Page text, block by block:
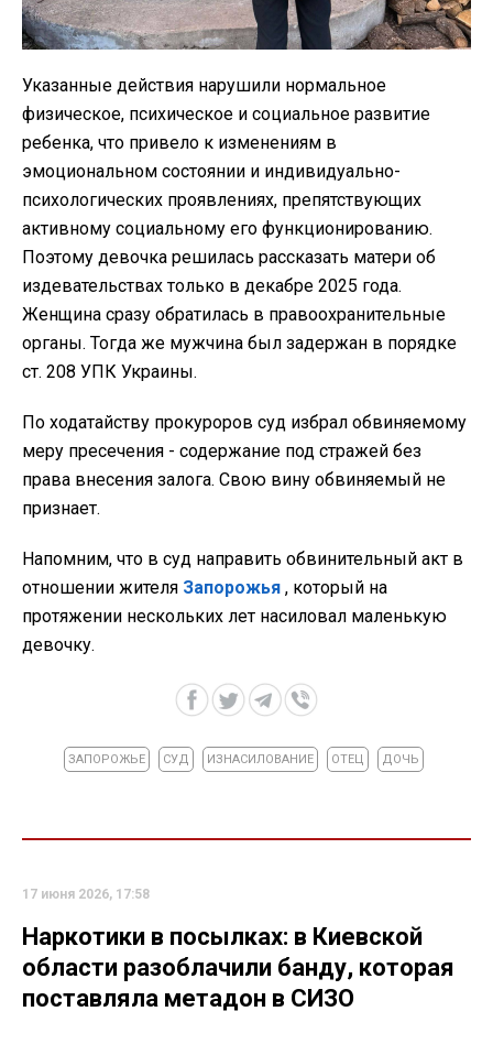
Указанные действия нарушили нормальное
физическое, психическое и социальное развитие
ребенка, что привело к изменениям в
эмоциональном состоянии и индивидуально-
психологических проявлениях, препятствующих
активному социальному его функционированию.
Поэтому девочка решилась рассказать матери об
издевательствах только в декабре 2025 года.
Женщина сразу обратилась в правоохранительные
органы. Тогда же мужчина был задержан в порядке
ст. 208 УПК Украины.
По ходатайству прокуроров суд избрал обвиняемому
меру пресечения - содержание под стражей без
права внесения залога. Свою вину обвиняемый не
признает.
Напомним, что в суд направить обвинительный акт в
отношении жителя Запорожья , который на
протяжении нескольких лет насиловал маленькую
девочку.
ЗАПОРОЖЬЕ СУД ИЗНАСИЛОВАНИЕ ОТЕЦ ДОЧЬ
17 июня 2026, 17:58
Наркотики в посылках: в Киевской
области разоблачили банду, которая
поставляла метадон в СИЗО